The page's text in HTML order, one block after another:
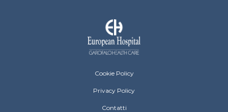
European Hospital Menu Footer
Cookie Policy
Privacy Policy
Contatti